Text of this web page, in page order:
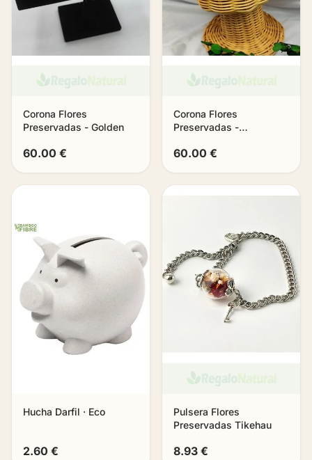
Corona Flores
Preservadas - Golden
60.00 €
Corona Flores
Preservadas -
60.00 €
Hucha Darfil · Eco
2.60 €
Pulsera Flores
Preservadas Tikehau
8.93 €